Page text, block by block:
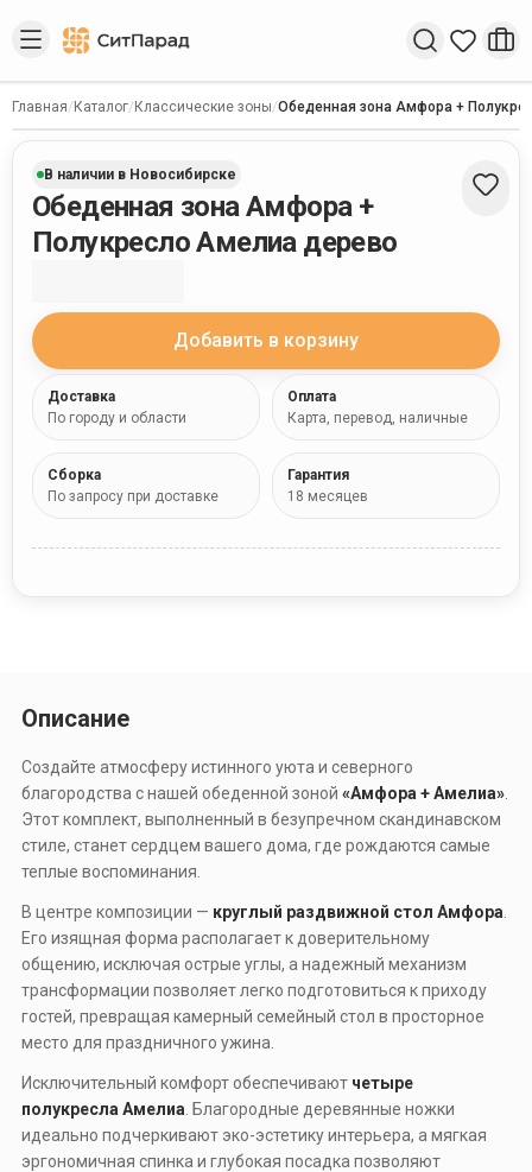
Введите запрос
Главная/ Каталог/ Классические зоны/Обеденная зона Амфора +
В наличии в Новосибирске
Обеденная зона Амфора +
Полукресло Амелиа дерево
Добавить в корзину
Доставка
По городу и области
Оплата
Карта, перевод, наличные
Сборка
По запросу при доставке
Гарантия
18 месяцев
Описание
Создайте атмосферу истинного уюта и северного
благородства с нашей обеденной зоной «Амфора + Амелиа»
Этот комплект, выполненный в безупречном скандинавском
стиле, станет сердцем вашего дома, где рождаются самые
теплые воспоминания.
В центре композиции — круглый раздвижной стол Амфора
Его изящная форма располагает к доверительному
общению, исключая острые углы, а надежный механизм
трансформации позволяет легко подготовиться к приходу
гостей, превращая камерный семейный стол в просторное
место для праздничного ужина.
Исключительный комфорт обеспечивают четыре
полукресла Амелиа . Благородные деревянные ножки
идеально подчеркивают эко-эстетику интерьера, а мягкая
эргономичная спинка и глубокая посадка позволяют